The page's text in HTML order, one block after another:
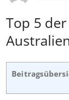
Top 5